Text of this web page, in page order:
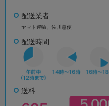
配送業者
ヤマト運輸、佐川急便
配送時間
送料